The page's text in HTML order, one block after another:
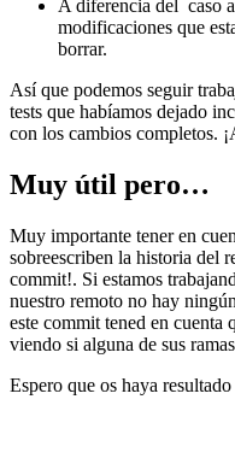
A diferencia del caso
modificaciones que
borrar.
Así que podemos seguir
tests que habíamos dejado
con los cambios completos.
Muy útil pero…
Muy importante tener en
sobreescriben la historia del
commit!. Si estamos
nuestro remoto no hay
este commit tened en cuenta
viendo si alguna de sus
Espero que os haya